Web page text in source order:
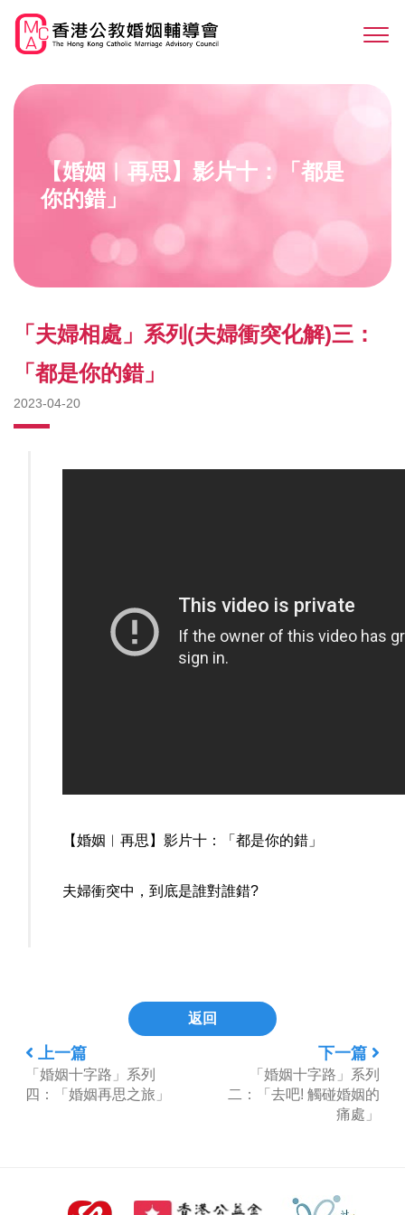
main
【婚姻︳再思】影片十：「都是
你的錯」
「夫婦相處」系列(夫婦衝突化解)三：
「都是你的錯」
2023-04-20
【婚姻︳再思】影片十：「都是你的錯」
夫婦衝突中，到底是誰對誰錯?
上一篇
「婚姻十字路」系列
四：「婚姻再思之旅」
返回
下一篇
「婚姻十字路」系列
二：「去吧! 觸碰婚姻的
痛處」